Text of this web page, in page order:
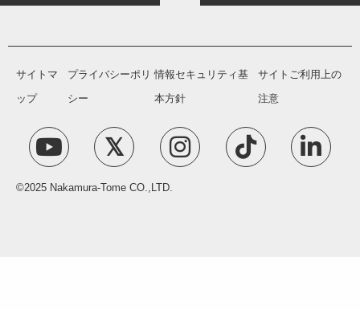
サイトマ
ップ
プライバシーポリ
シー
情報セキュリティ基
本方針
サイトご利用上の
注意
©2025 Nakamura-Tome CO.,LTD.